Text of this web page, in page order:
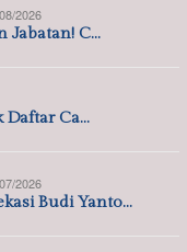
2026
Jabatan! C…
Daftar Ca…
2026
Budi Yanto…